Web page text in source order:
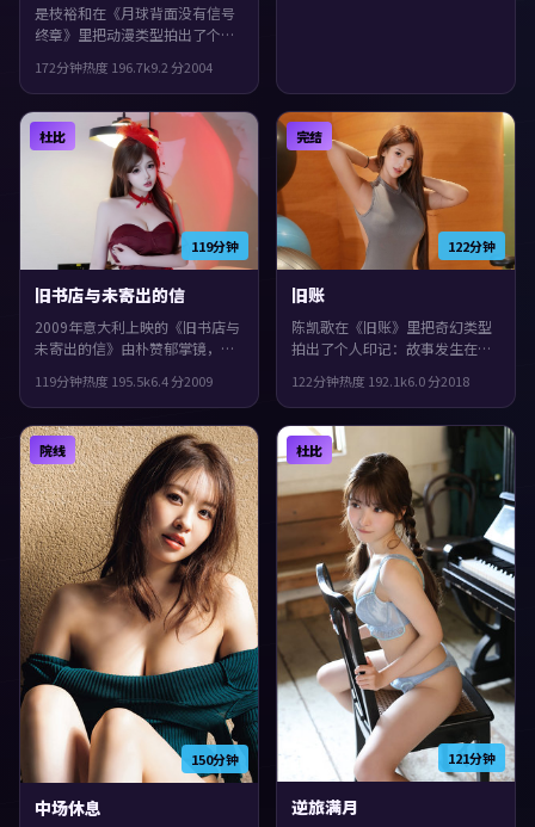
是枝裕和在《月球背面没有信号
终章》里把动漫类型拍出了个人
2004年与观众见面。主演包括谭
卓、廖凡、雷佳音。节奏前半段
克制蓄力，后半段集中爆发，整
体完成度较高，适合喜欢细腻叙
事与人物刻画的观众。
172分钟热度 196.7k9.2 分2004
119分钟
杜比
旧书店与未寄出的信
2009年意大利上映的《旧书店与
未寄出的信》由朴赞郁掌镜，周
绎。类型上偏冒险，镜头语言偏
写实，细节里埋着伏笔，观感紧
凑，值得推荐。
119分钟热度 195.5k6.4分2009
122分钟
完结
旧账
陈凯歌在《旧账》里把奇幻类型
拍出了个人印记：故事发生在意
包括谭卓、袁泉、苍井优。人物
在道德与生存之间反复拉扯，观
感紧凑，值得推荐。
122分钟热度 192.1k6.0分2018
150分钟
院线
中场休息
121分钟
杜比
逆旅满月